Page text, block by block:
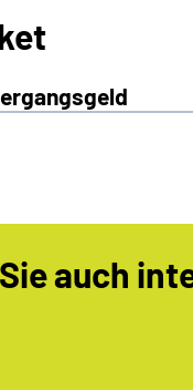
auch